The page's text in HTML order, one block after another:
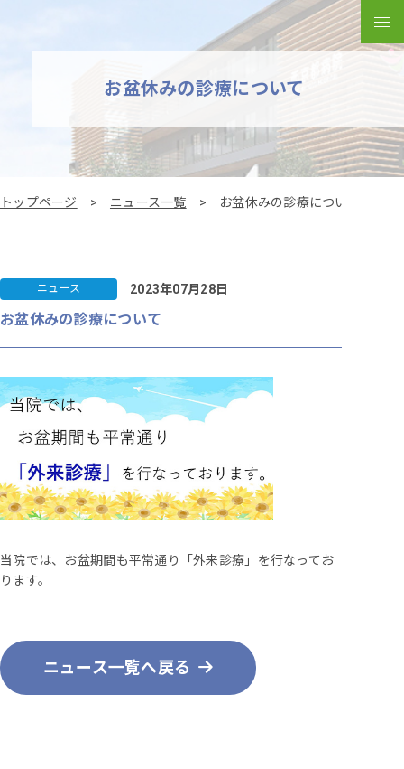
メ
お盆休みの診療について
トップページ ニュース一覧 お盆休みの診療について
ニュース 2023年07月28日
お盆休みの診療について
当院では、お盆期間も平常通り「外来診療」を行なってお
ります。
ニュース一覧へ戻る